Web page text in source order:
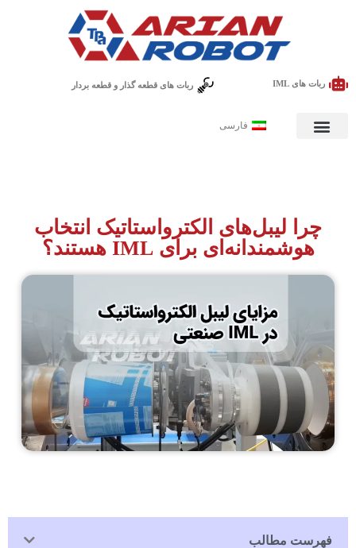
ربات های IML ربات های قطعه گذار و قطعه بردار
فارسی
چرا لیبل‌های الکترواستاتیک انتخاب
هوشمندانه‌ای برای IML هستند؟
فهرست مطالب